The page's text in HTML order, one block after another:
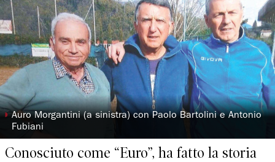
◗Auro Morgantini (a sinistra) con Paolo Bartolini e Antonio
Fubiani
Conosciuto come “Euro”, ha fatto la storia